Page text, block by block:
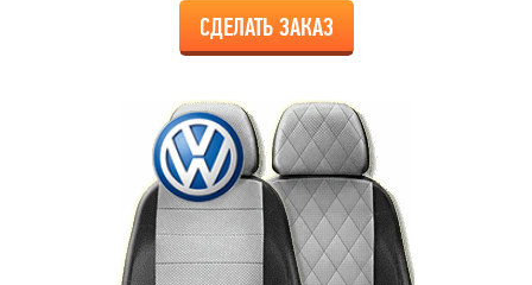
СДЕЛАТЬ ЗАКАЗ